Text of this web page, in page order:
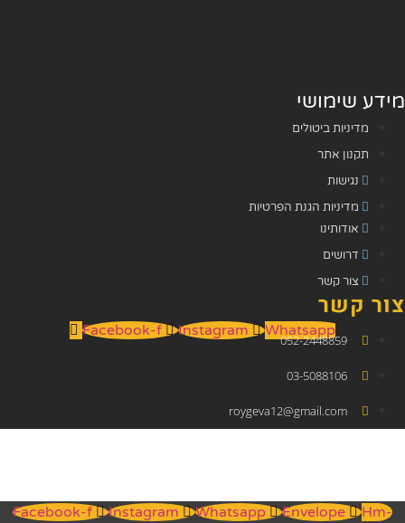
מידע שימושי
מדיניות ביטולים
תקנון אתר
נגישות
מדיניות הגנת הפרטיות
אודותינו
דרושים
צור קשר
צור קשר
Facebook-f Instagram Whatsapp
052-2448859
03-5088106
roygeva12@gmail.com
Facebook-f Instagram Whatsapp Envelope
Hm-